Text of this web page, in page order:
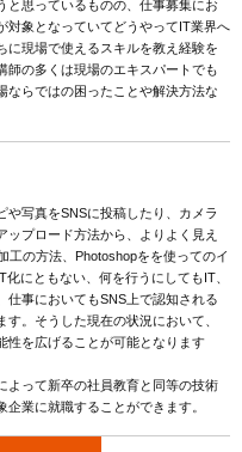
と思っているものの、仕事募集にお
対象となっていてどうやってIT業界へ
に現場で使えるスキルを教え経験を
師の多くは現場のエキスパートでも
ならではの困ったことや解決方法な
写真をSNSに投稿したり、カメラ
プロード方法から、よりよく見え
工の方法、Photoshopをを使ってのイ
にともない、何を行うにしてもIT、
仕事においてもSNS上で認知される
。そうした現在の状況において、
性を広げることが可能となります
よって新卒の社員教育と同等の技術
業に就職することができます。